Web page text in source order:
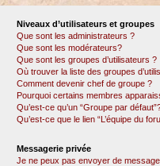
Niveaux d’utilisateurs et groupes
Que sont les administrateurs ?
Que sont les modérateurs?
Que sont les groupes d’utilisateurs ?
Où trouver la liste des groupes
Comment devenir chef de groupe ?
Pourquoi certains membres
Qu’est-ce qu’un “Groupe par
Qu’est-ce que le lien “L’équipe du
Messagerie privée
Je ne peux pas envoyer de